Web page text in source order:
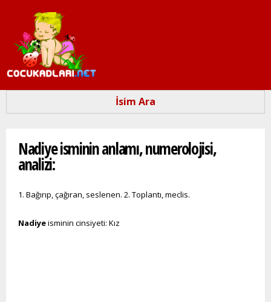
İsim Ara
Nadiye isminin anlamı, numerolojisi,
analizi:
1. Bağırıp, çağıran, seslenen. 2. Toplantı, meclis.
Nadiyeisminin cinsiyeti: Kız